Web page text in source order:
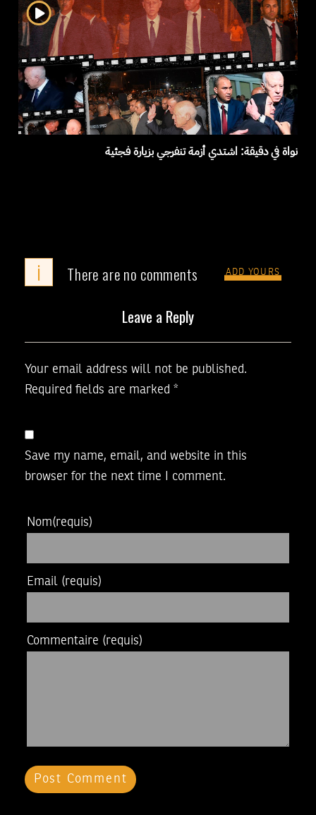
نواة في دقيقة: اشتدي أزمة تنفرجي بزيارة فجئية
i There are no comments ADD YOURS
Leave a Reply
Your email address will not be published.
Required fields are marked *
Save my name, email, and website in this
browser for the next time I comment.
Nom(requis)
Email (requis)
Commentaire (requis)